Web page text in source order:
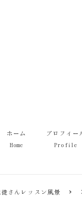
ホーム
Home
プロフィー
Profile
徒さんレッスン風景